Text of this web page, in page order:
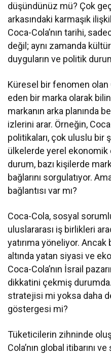
düşündünüz mü? Çok
arkasındaki karmaşık
Coca-Cola’nın tarihi,
değil; aynı zamanda
duyguların ve politik
Küresel bir fenomen olan
eden bir marka olarak
markanın arka planında
izlerini arar. Örneğin,
politikaları, çok uluslu bir
ülkelerde yerel ekonomik
durum, bazı kişilerde
bağlarını sorgulatıyor.
bağlantısı var mı?
Coca-Cola, sosyal
uluslararası iş birlikleri
yatırıma yöneliyor. Ancak
altında yatan siyasi ve
Coca-Cola’nın İsrail
dikkatini çekmiş
stratejisi mi yoksa daha
göstergesi mi?
Tüketicilerin zihninde
Cola’nın global itibarını